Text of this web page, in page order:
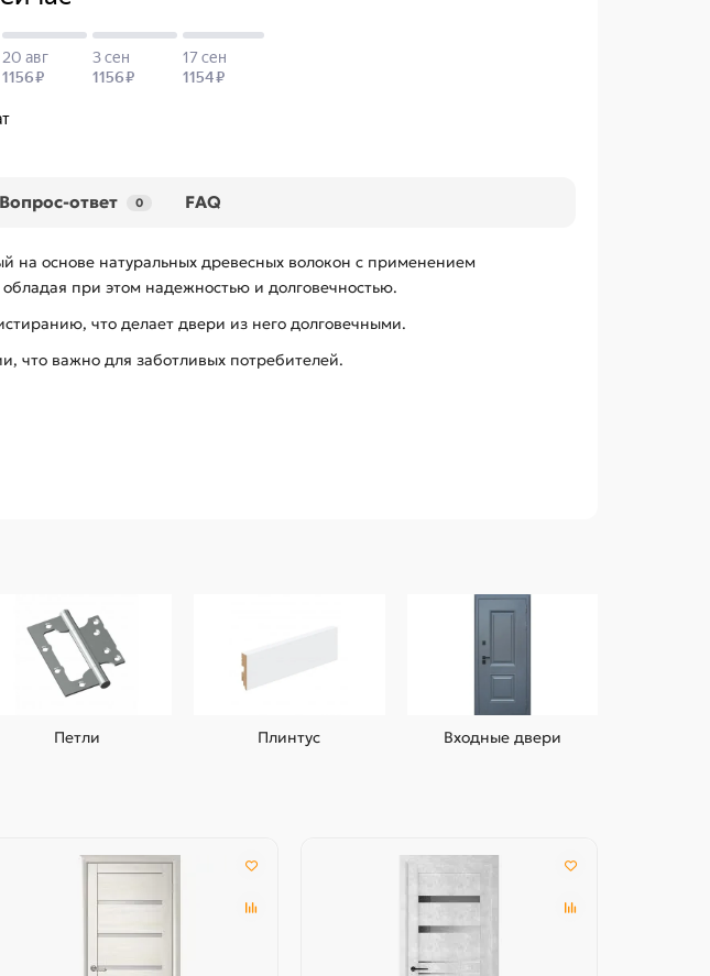
Вопрос-ответ 0 FAQ
основе натуральных древесных волокон с применением
при этом надежностью и долговечностью.
что делает двери из него долговечными.
что важно для заботливых потребителей.
Петли Плинтус Входные двери